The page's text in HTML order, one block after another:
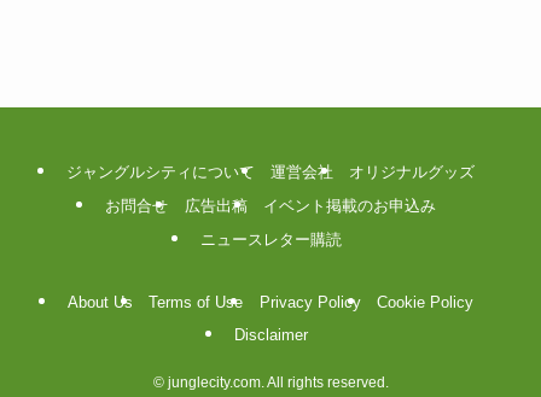
ジャングルシティについて 運営会社
オリジナルグッズ
お問合せ
広告出稿
イベント掲載のお申込み
ニュースレター購読
About Us Terms of Use Privacy Policy
Cookie Policy
Disclaimer
©junglecity.com. All rights reserved.